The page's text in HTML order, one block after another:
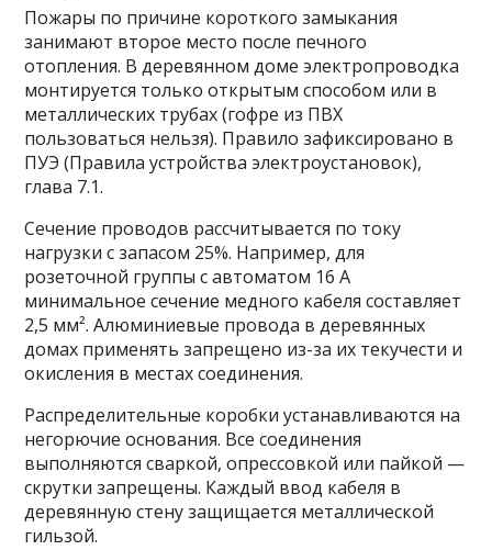
Пожары по причине короткого замыкания
занимают второе место после печного
отопления. В деревянном доме электропроводка
монтируется только открытым способом или в
металлических трубах (гофре из ПВХ
пользоваться нельзя). Правило зафиксировано в
ПУЭ (Правила устройства электроустановок),
глава 7.1.
Сечение проводов рассчитывается по току
нагрузки с запасом 25%. Например, для
розеточной группы с автоматом 16 А
минимальное сечение медного кабеля составляет
2,5 мм². Алюминиевые провода в деревянных
домах применять запрещено из-за их текучести и
окисления в местах соединения.
Распределительные коробки устанавливаются на
негорючие основания. Все соединения
выполняются сваркой, опрессовкой или пайкой —
скрутки запрещены. Каждый ввод кабеля в
деревянную стену защищается металлической
гильзой.